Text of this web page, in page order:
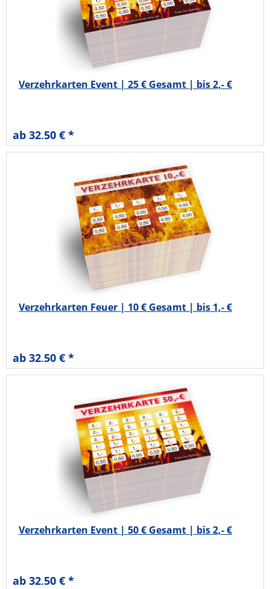
Verzehrkarten Event | 25 € Gesamt | bis 2,- €
ab 32,50 € *
Verzehrkarten Feuer | 10 € Gesamt | bis 1,- €
ab 32,50 € *
Verzehrkarten Event | 50 € Gesamt | bis 2,- €
ab 32,50 € *